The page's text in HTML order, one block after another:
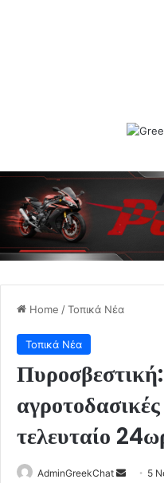
Home /Τοπικά Νέα
Τοπικά Νέα
τελευταίο
AdminGreekChat
Send 5